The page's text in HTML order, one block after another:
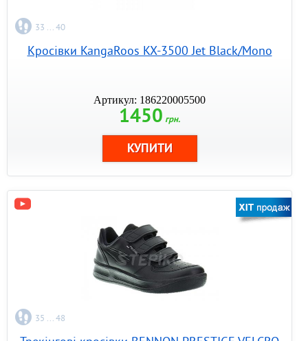
33 ... 40
Кросівки KangaRoos KX-3500 Jet Black/Mono
Артикул: 186220005500
1450 грн.
35 ... 48